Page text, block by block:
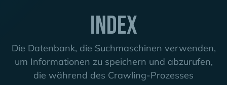
Index
Die Datenbank, die Suchmaschinen verwenden,
um Informationen zu speichern und abzurufen,
die während des Crawling-Prozesses